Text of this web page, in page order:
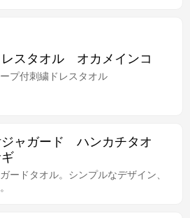
スタオル オカメインコ
プ付刺繍ドレスタオル
ャガード ハンカチタオ
ードタオル。シンプルなデザイン、